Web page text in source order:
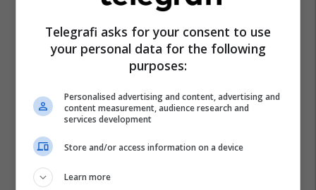
Telegrafi asks for your consent to use
your personal data for the following
purposes:
Personalised advertising and content, advertising and
content measurement, audience research and
services development
Store and/or access information on a device
Learn more